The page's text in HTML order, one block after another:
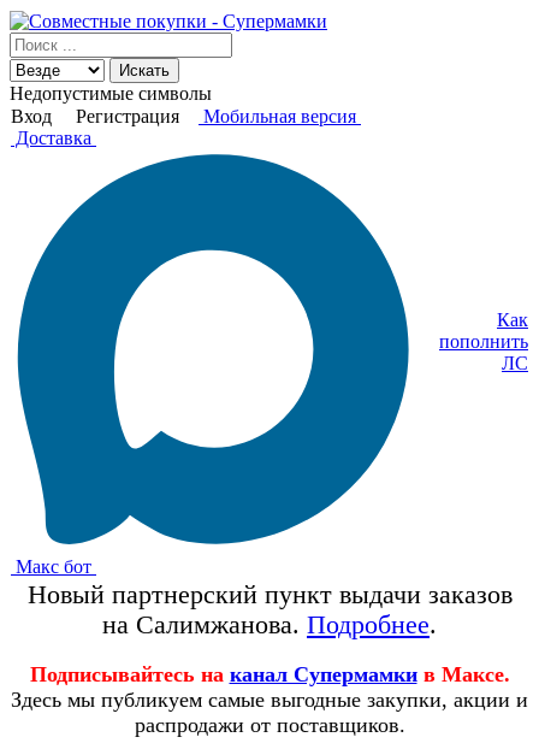
Искать
Недопустимые символы
Вход
Регистрация
Мобильная версия
Доставка
Макс бот
Как
пополнить
ЛС
Новый партнерский пункт выдачи заказов
на Салимжанова. Подробнее.
Подписывайтесь на канал Супермамки в Максе.
Здесь мы публикуем самые выгодные закупки, акции и
распродажи от поставщиков.